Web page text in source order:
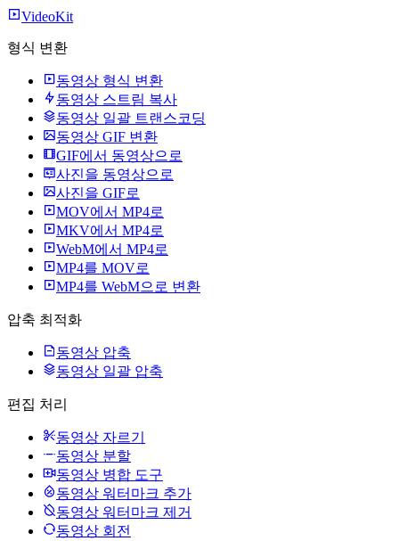
VideoKit
형식 변환
동영상 형식 변환
동영상 스트림 복사
동영상 일괄 트랜스코딩
동영상 GIF 변환
GIF에서 동영상으로
사진을 동영상으로
사진을 GIF로
MOV에서 MP4로
MKV에서 MP4로
WebM에서 MP4로
MP4를 MOV로
MP4를 WebM으로 변환
압축 최적화
동영상 압축
동영상 일괄 압축
편집 처리
동영상 자르기
동영상 분할
동영상 병합 도구
동영상 워터마크 추가
동영상 워터마크 제거
동영상 회전